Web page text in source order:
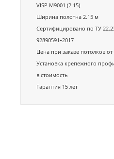
VISP M9001 (2.15)
Ширина полотна 2.15 м
Сертифицировано по ТУ
92890591-2017
Цена при заказе потолков
Установка крепежного
в стоимость
Гарантия 15 лет